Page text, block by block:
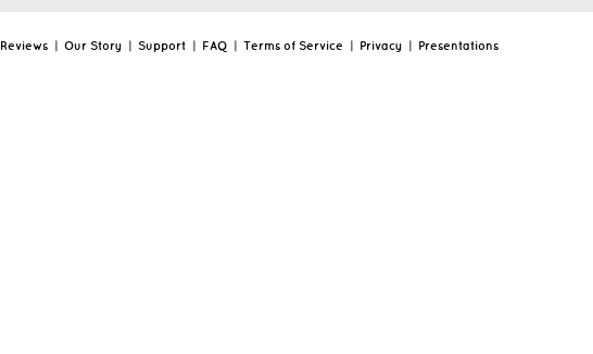
Reviews | Our Story | Support | FAQ | Terms of Service | Privacy | Presentations